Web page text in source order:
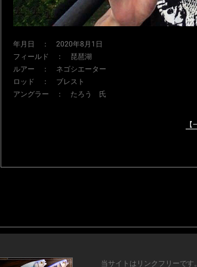
年月日 ： 2020年8月1日
フィールド ： 琵琶湖
ルアー ： ネゴシエーター
ロッド ： ブレスト
アングラー ： たろう 氏
【
当サイトはリンクフリーです